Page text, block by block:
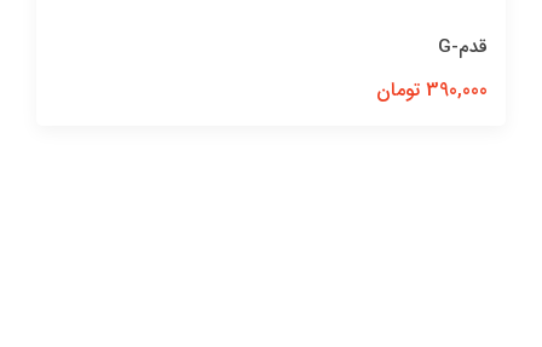
قدم-G
390,000 تومان